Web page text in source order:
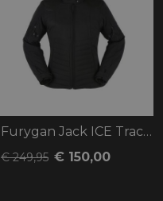
Furygan Jack ICE Track Lady
€ 249,95 € 150,00